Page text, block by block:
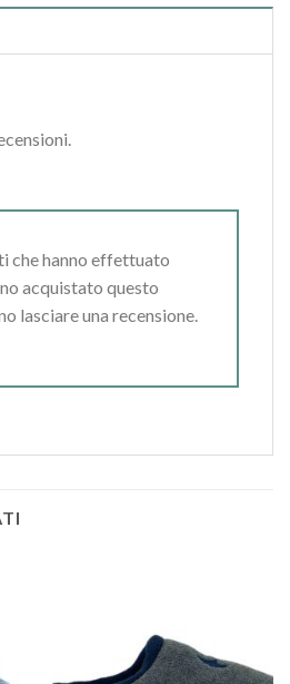
che hanno effettuato
acquistato questo
lasciare una recensione.